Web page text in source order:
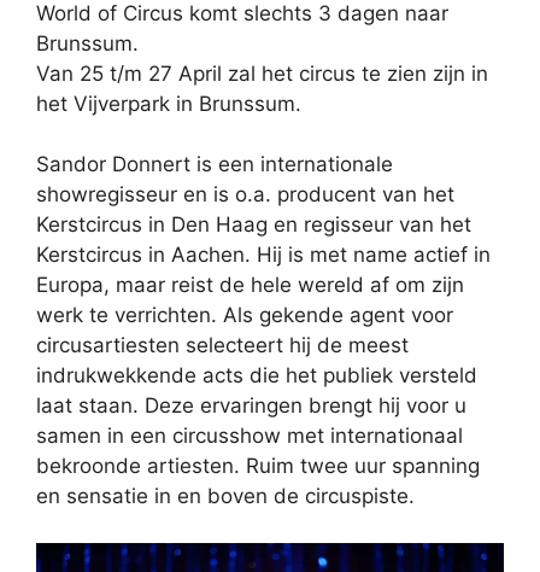
World of Circus komt slechts 3 dagen naar
Brunssum.
Van 25 t/m 27 April zal het circus te zien zijn in
het Vijverpark in Brunssum.
Sandor Donnert is een internationale
showregisseur en is o.a. producent van het
Kerstcircus in Den Haag en regisseur van het
Kerstcircus in Aachen. Hij is met name actief in
Europa, maar reist de hele wereld af om zijn
werk te verrichten. Als gekende agent voor
circusartiesten selecteert hij de meest
indrukwekkende acts die het publiek versteld
laat staan. Deze ervaringen brengt hij voor u
samen in een circusshow met internationaal
bekroonde artiesten. Ruim twee uur spanning
en sensatie in en boven de circuspiste.